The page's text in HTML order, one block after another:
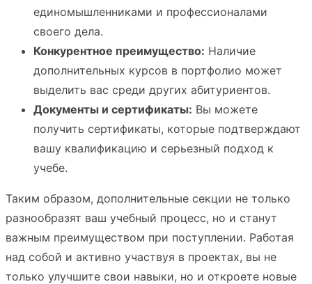
единомышленниками и профессионалами
своего дела.
Конкурентное преимущество: Наличие
дополнительных курсов в портфолио может
выделить вас среди других абитуриентов.
Документы и сертификаты: Вы можете
получить сертификаты, которые подтверждают
вашу квалификацию и серьезный подход к
учебе.
Таким образом, дополнительные секции не только
разнообразят ваш учебный процесс, но и станут
важным преимуществом при поступлении. Работая
над собой и активно участвуя в проектах, вы не
только улучшите свои навыки, но и откроете новые